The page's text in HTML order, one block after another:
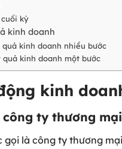
kỳ
kinh doanh
quả kinh doanh nhiều bước
quả kinh doanh một bước
kinh
ty thương mại
gọi là công ty thương